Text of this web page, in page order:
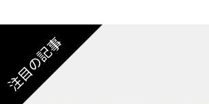
注目の記事